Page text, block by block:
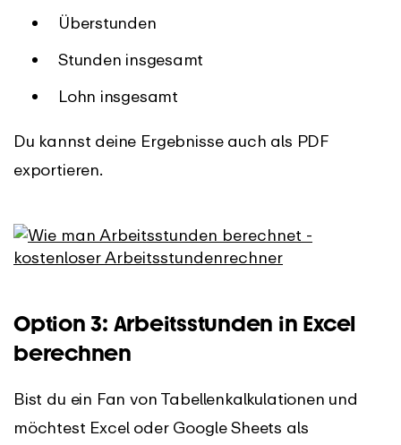
Überstunden
Stunden insgesamt
Lohn insgesamt
Du kannst deine Ergebnisse auch als PDF
exportieren.
Option 3: Arbeitsstunden in Excel
berechnen
Bist du ein Fan von Tabellenkalkulationen und
möchtest Excel oder Google Sheets als